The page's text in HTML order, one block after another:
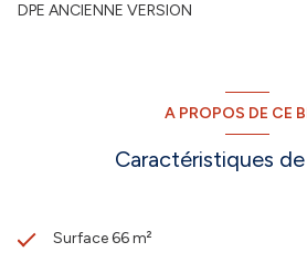
DPE ANCIENNE VERSION
A PROPOS DE CE
Caractéristiques
Surface 66 m²